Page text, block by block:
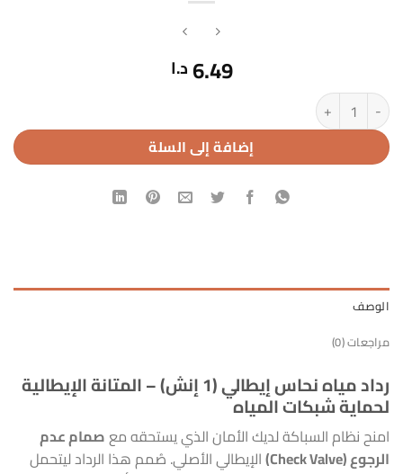
6.49د.ا
كمية رداد 1 انش نحاس إيطالي
إضافة إلى السلة
الوصف
مراجعات (0)
رداد مياه نحاس إيطالي (1 إنش) – المتانة الإيطالية
لحماية شبكات المياه
امنح نظام السباكة لديك الأمان الذي يستحقه معصمام عدم
الرجوع (Check Valve)
الإيطالي الأصلي. صُمم هذا الرداد ليتحمل